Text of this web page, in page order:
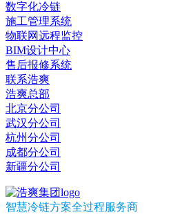
数字化冷链
施工管理系统
物联网远程监控
BIM设计中心
售后报修系统
联系浩爽
浩爽总部
北京分公司
武汉分公司
杭州分公司
成都分公司
新疆分公司
智慧冷链方案全过程服务商